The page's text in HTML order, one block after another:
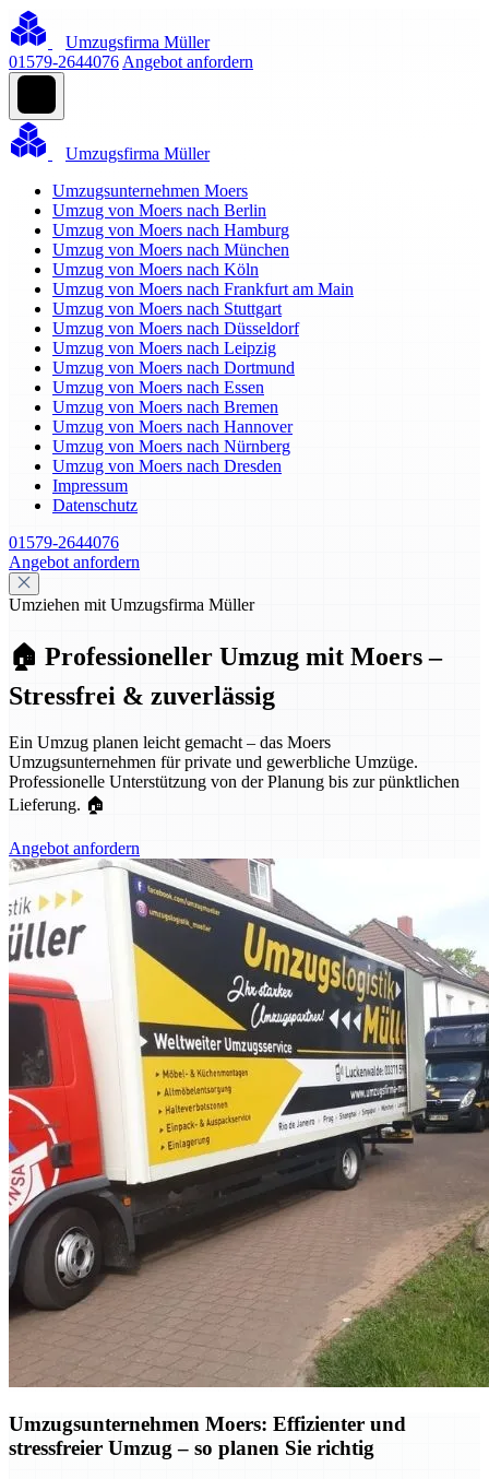
Umzugsfirma Müller
01579-2644076 Angebot anfordern
Umzugsfirma Müller
Umzugsunternehmen Moers
Umzug von Moers nach Berlin
Umzug von Moers nach Hamburg
Umzug von Moers nach München
Umzug von Moers nach Köln
Umzug von Moers nach Frankfurt am Main
Umzug von Moers nach Stuttgart
Umzug von Moers nach Düsseldorf
Umzug von Moers nach Leipzig
Umzug von Moers nach Dortmund
Umzug von Moers nach Essen
Umzug von Moers nach Bremen
Umzug von Moers nach Hannover
Umzug von Moers nach Nürnberg
Umzug von Moers nach Dresden
Impressum
Datenschutz
01579-2644076
Angebot anfordern
Umziehen mit Umzugsfirma Müller
🏠 Professioneller Umzug mit Moers –
Stressfrei & zuverlässig
Ein Umzug planen leicht gemacht – das Moers
Umzugsunternehmen für private und gewerbliche Umzüge.
Professionelle Unterstützung von der Planung bis zur pünktlichen
Lieferung. 🏠
Angebot anfordern
Umzugsunternehmen Moers: Effizienter und
stressfreier Umzug – so planen Sie richtig